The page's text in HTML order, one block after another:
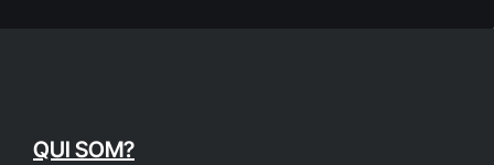
QUI SOM?